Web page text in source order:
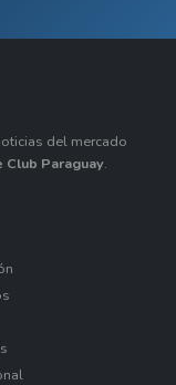
del mercado
Club Paraguay.